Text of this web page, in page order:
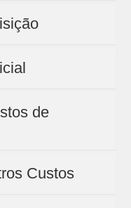
de
Custos